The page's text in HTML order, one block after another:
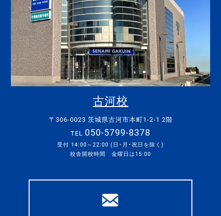
古河校
〒306-0023 茨城県古河市本町1-2-1 2階
TEL 050-5799-8378
受付 14:00～22:00 (日･月･祝日を除く)
校舎開校時間 金曜日は15:00